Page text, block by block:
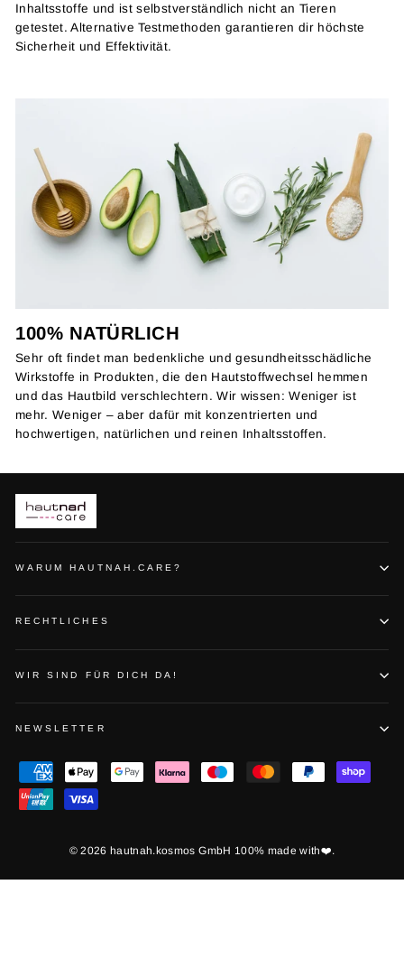
Inhaltsstoffe und ist selbstverständlich nicht an Tieren
getestet. Alternative Testmethoden garantieren dir höchste
Sicherheit und Effektivität.
100% NATÜRLICH
Sehr oft findet man bedenkliche und gesundheitsschädliche
Wirkstoffe in Produkten, die den Hautstoffwechsel hemmen
und das Hautbild verschlechtern. Wir wissen: Weniger ist
mehr. Weniger – aber dafür mit konzentrierten und
hochwertigen, natürlichen und reinen Inhaltsstoffen.
WARUM HAUTNAH.CARE?
RECHTLICHES
WIR SIND FÜR DICH DA!
NEWSLETTER
© 2026 hautnah.kosmos GmbH 100% made with❤️.